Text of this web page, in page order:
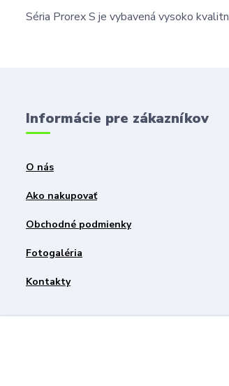
Séria Prorex S je vybavená vysoko
Informácie pre zákazníkov
O nás
Ako nakupovať
Obchodné podmienky
Fotogaléria
Kontakty